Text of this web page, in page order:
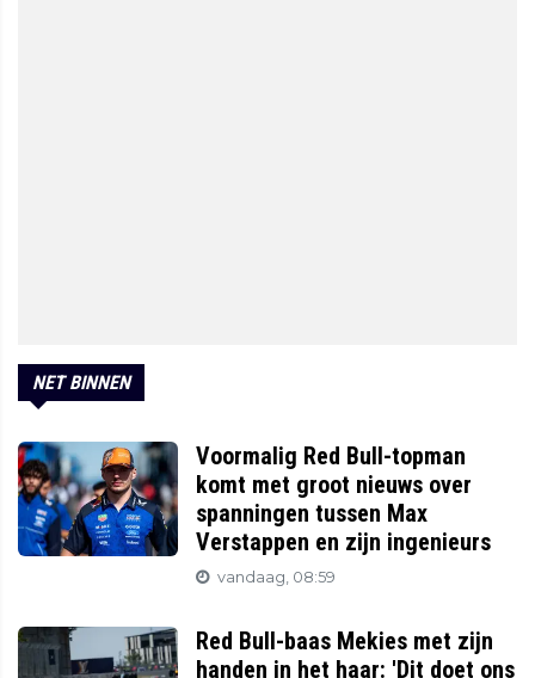
NET BINNEN
Voormalig Red Bull-topman
komt met groot nieuws over
spanningen tussen Max
Verstappen en zijn ingenieurs
vandaag, 08:59
Red Bull-baas Mekies met zijn
handen in het haar: 'Dit doet ons